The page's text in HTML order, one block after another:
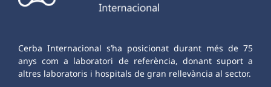
Cerba Internacional s’ha posicionat durant més de 75
anys com a laboratori de referència, donant suport a
altres laboratoris i hospitals de gran rellevància al sector.